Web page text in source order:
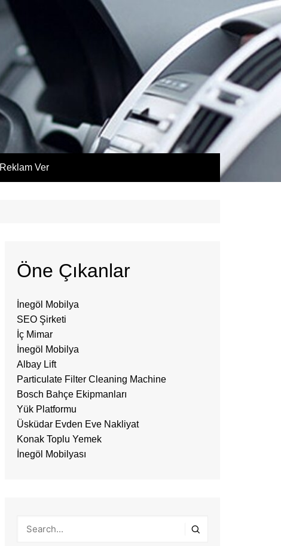
Reklam Ver
Öne Çıkanlar
İnegöl Mobilya
SEO Şirketi
İç Mimar
İnegöl Mobilya
Albay Lift
Particulate Filter Cleaning Machine
Bosch Bahçe Ekipmanları
Yük Platformu
Üsküdar Evden Eve Nakliyat
Konak Toplu Yemek
İnegöl Mobilyası